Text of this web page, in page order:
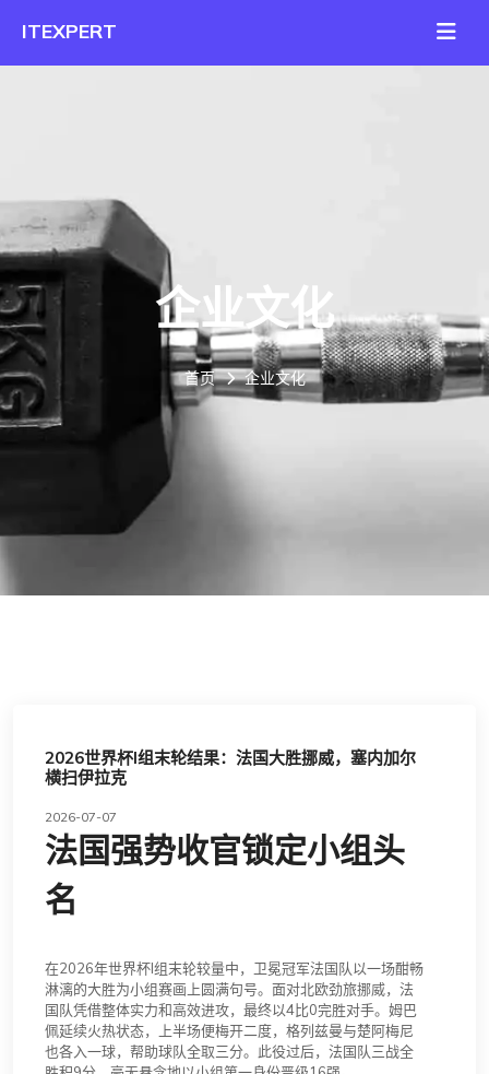
企业文化
首页 企业文化
2026世界杯I组末轮结果：法国大胜挪威，塞内加尔
横扫伊拉克
2026-07-07
法国强势收官锁定小组头
名
在2026年世界杯I组末轮较量中，卫冕冠军法国队以一场酣畅
淋漓的大胜为小组赛画上圆满句号。面对北欧劲旅挪威，法
国队凭借整体实力和高效进攻，最终以4比0完胜对手。姆巴
佩延续火热状态，上半场便梅开二度，格列兹曼与楚阿梅尼
也各入一球，帮助球队全取三分。此役过后，法国队三战全